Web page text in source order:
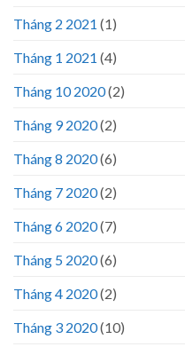
Tháng 2 2021 (1)
Tháng 1 2021 (4)
Tháng 10 2020(2)
Tháng 9 2020(2)
Tháng 8 2020(6)
Tháng 7 2020(2)
Tháng 6 2020(7)
Tháng 5 2020(6)
Tháng 4 2020(2)
Tháng 3 2020(10)